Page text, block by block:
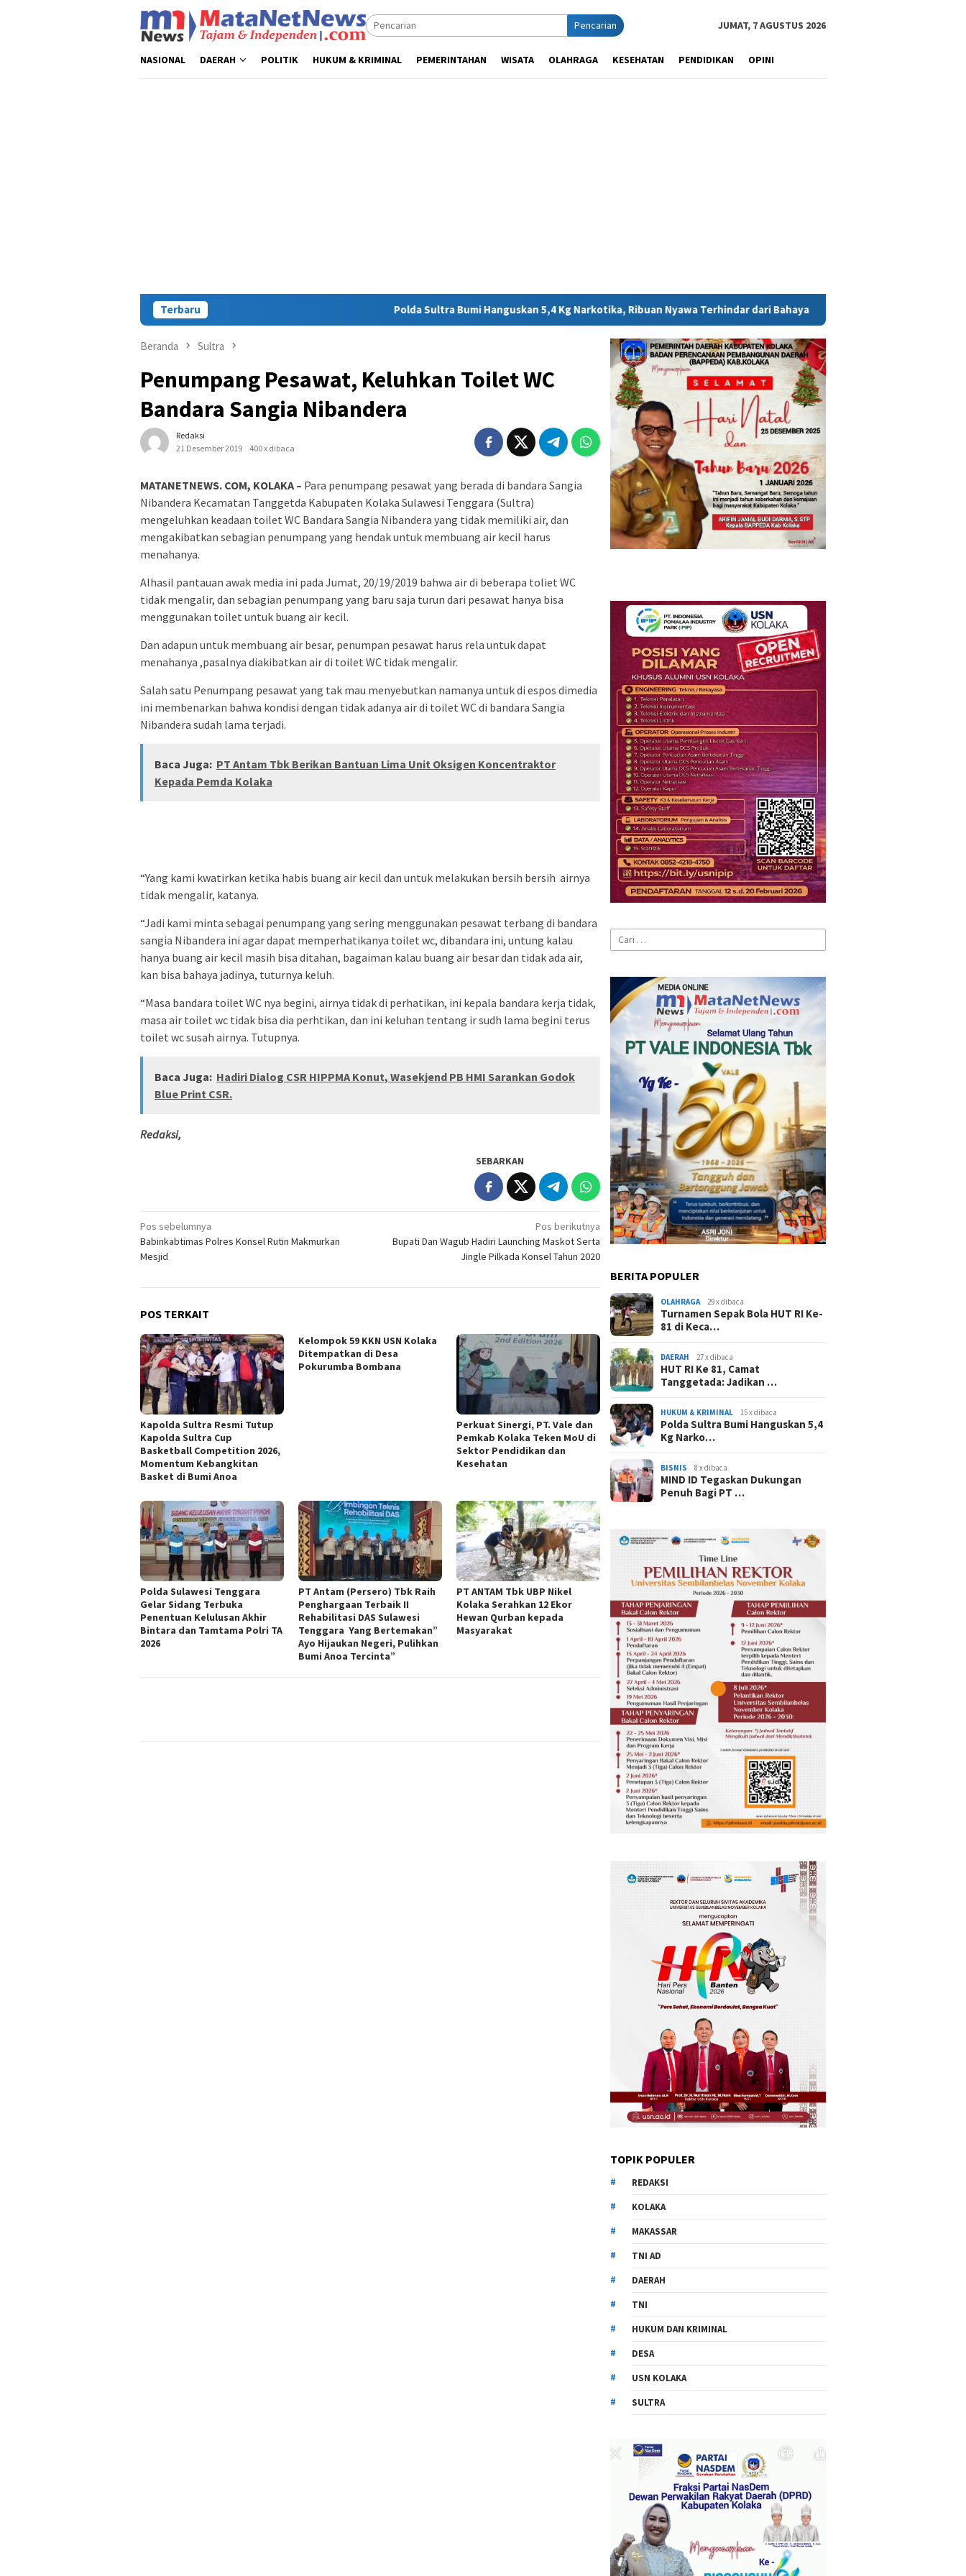
Pencarian JUMAT, 7 AGUSTUS 2026
NASIONAL DAERAH POLITIK HUKUM & KRIMINAL PEMERINTAHAN WISATA OLAHRAGA KESEHATAN PENDIDIKAN OPINI
Terbaru Polda Sultra Bumi Hanguskan 5,4 Kg Narkotika, Ribuan Nyawa Terhindar dari Bahaya MIND ID Tegaskan Dukungan Penuh Bagi
Beranda Sultra
Penumpang Pesawat, Keluhkan Toilet WC
Bandara Sangia Nibandera
Redaksi
21 Desember 2019
400 x dibaca
MATANETNEWS. COM, KOLAKA – Para penumpang pesawat yang berada di bandara Sangia
Nibandera Kecamatan Tanggetda Kabupaten Kolaka Sulawesi Tenggara (Sultra)
mengeluhkan keadaan toilet WC Bandara Sangia Nibandera yang tidak memiliki air, dan
mengakibatkan sebagian penumpang yang hendak untuk membuang air kecil harus
menahanya.
Alhasil pantauan awak media ini pada Jumat, 20/19/2019 bahwa air di beberapa toliet WC
tidak mengalir, dan sebagian penumpang yang baru saja turun dari pesawat hanya bisa
menggunakan toilet untuk buang air kecil.
Dan adapun untuk membuang air besar, penumpan pesawat harus rela untuk dapat
menahanya ,pasalnya diakibatkan air di toilet WC tidak mengalir.
Salah satu Penumpang pesawat yang tak mau menyebutkan namanya untuk di espos dimedia
ini membenarkan bahwa kondisi dengan tidak adanya air di toilet WC di bandara Sangia
Nibandera sudah lama terjadi.
Baca Juga: PT Antam Tbk Berikan Bantuan Lima Unit Oksigen Koncentraktor
Kepada Pemda Kolaka
“Yang kami kwatirkan ketika habis buang air kecil dan untuk melakukan bersih bersih airnya
tidak mengalir, katanya.
“Jadi kami minta sebagai penumpang yang sering menggunakan pesawat terbang di bandara
sangia Nibandera ini agar dapat memperhatikanya toilet wc, dibandara ini, untung kalau
hanya buang air kecil masih bisa ditahan, bagaiman kalau buang air besar dan tidak ada air,
kan bisa bahaya jadinya, tuturnya keluh.
“Masa bandara toilet WC nya begini, airnya tidak di perhatikan, ini kepala bandara kerja tidak,
masa air toilet wc tidak bisa dia perhtikan, dan ini keluhan tentang ir sudh lama begini terus
toilet wc susah airnya. Tutupnya.
Baca Juga: Hadiri Dialog CSR HIPPMA Konut, Wasekjend PB HMI Sarankan Godok
Blue Print CSR.
Redaksi,
SEBARKAN
Navigasi
pos
Pos sebelumnya
Babinkabtimas Polres Konsel Rutin Makmurkan
Mesjid
Pos berikutnya
Bupati Dan Wagub Hadiri Launching Maskot Serta
Jingle Pilkada Konsel Tahun 2020
POS TERKAIT
Kapolda Sultra Resmi Tutup
Kapolda Sultra Cup
Basketball Competition 2026,
Momentum Kebangkitan
Basket di Bumi Anoa
Kelompok 59 KKN USN Kolaka
Ditempatkan di Desa
Pokurumba Bombana
Perkuat Sinergi, PT. Vale dan
Pemkab Kolaka Teken MoU di
Sektor Pendidikan dan
Kesehatan
Polda Sulawesi Tenggara
Gelar Sidang Terbuka
Penentuan Kelulusan Akhir
Bintara dan Tamtama Polri TA
2026
PT Antam (Persero) Tbk Raih
Penghargaan Terbaik II
Rehabilitasi DAS Sulawesi
Tenggara Yang Bertemakan”
Ayo Hijaukan Negeri, Pulihkan
Bumi Anoa Tercinta”
PT ANTAM Tbk UBP Nikel
Kolaka Serahkan 12 Ekor
Hewan Qurban kepada
Masyarakat
Cari
untuk:
BERITA POPULER
OLAHRAGA 29 x dibaca
Turnamen Sepak Bola HUT RI Ke-
81 di Keca…
DAERAH 27 x dibaca
HUT RI Ke 81, Camat
Tanggetada: Jadikan …
HUKUM & KRIMINAL 15 x dibaca
Polda Sultra Bumi Hanguskan 5,4
Kg Narko…
BISNIS 8 x dibaca
MIND ID Tegaskan Dukungan
Penuh Bagi PT …
TOPIK POPULER
REDAKSI
KOLAKA
MAKASSAR
TNI AD
DAERAH
TNI
HUKUM DAN KRIMINAL
DESA
USN KOLAKA
SULTRA